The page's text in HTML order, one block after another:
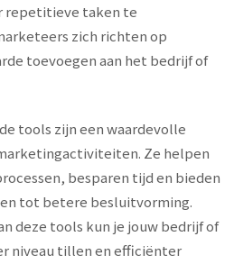
repetitieve taken te
zich richten op
toevoegen aan het bedrijf of
tools zijn een waardevolle
Ze helpen
besparen tijd en bieden
tot betere besluitvorming.
deze tools kun je jouw bedrijf of
niveau tillen en efficiënter